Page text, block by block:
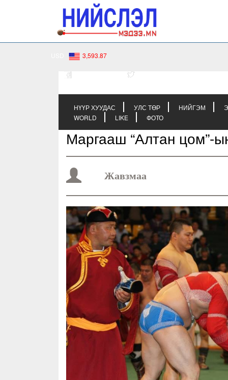
2026 оны 08-р сарын 08
Улаанбаатар-14.90C
3,593.87
НҮҮР ХУУДАС УЛС ТӨР НИЙГЭМ
WORLD
LIKE ФОТО
Маргааш “Алтан цом”-
Жавзмаа